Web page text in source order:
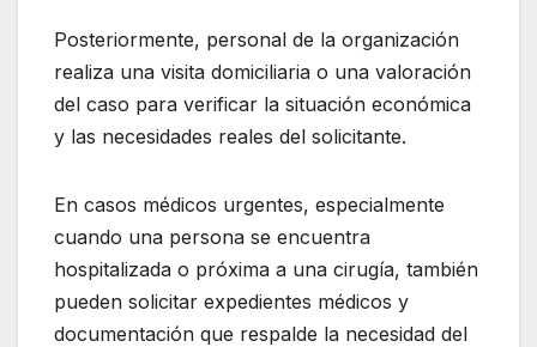
Posteriormente, personal de la organización
realiza una visita domiciliaria o una valoración
del caso para verificar la situación económica
y las necesidades reales del solicitante.
En casos médicos urgentes, especialmente
cuando una persona se encuentra
hospitalizada o próxima a una cirugía, también
pueden solicitar expedientes médicos y
documentación que respalde la necesidad del